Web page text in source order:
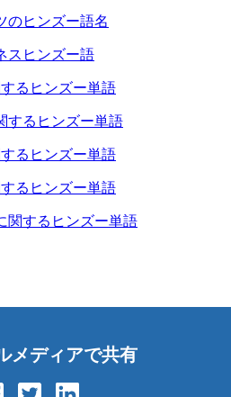
のヒンズー語名
スヒンズー語
るヒンズー単語
するヒンズー単語
るヒンズー単語
るヒンズー単語
関するヒンズー単語
メディアで共有